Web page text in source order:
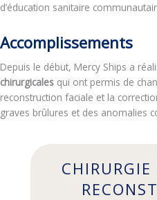
d’éducation sanitaire
Accomplissements
Depuis le début, Mercy Ships a
chirurgicales qui ont permis de
reconstruction faciale et la
graves brûlures et des anomalies